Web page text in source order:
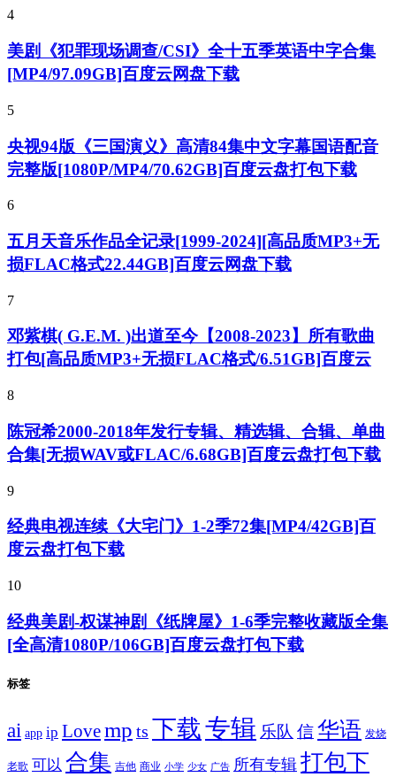
4
美剧《犯罪现场调查/CSI》全十五季英语中字合集
[MP4/97.09GB]百度云网盘下载
5
央视94版《三国演义》高清84集中文字幕国语配音
完整版[1080P/MP4/70.62GB]百度云盘打包下载
6
五月天音乐作品全记录[1999-2024][高品质MP3+无
损FLAC格式22.44GB]百度云网盘下载
7
邓紫棋( G.E.M. )出道至今【2008-2023】所有歌曲
打包[高品质MP3+无损FLAC格式/6.51GB]百度云
8
陈冠希2000-2018年发行专辑、精选辑、合辑、单曲
合集[无损WAV或FLAC/6.68GB]百度云盘打包下载
9
经典电视连续《大宅门》1-2季72集[MP4/42GB]百
度云盘打包下载
10
经典美剧-权谋神剧《纸牌屋》1-6季完整收藏版全集
[全高清1080P/106GB]百度云盘打包下载
标签
ai app ip Lovemp ts 下载专辑 乐队 信华语 发烧
老歌 可以 合集 吉他 商业 小学 少女 广告 所有专辑 打包下